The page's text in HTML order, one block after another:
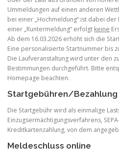
Ummeldungen auf einen anderen
bei einer „Hochmeldung“ ist dabei
einer „Runtermeldung“ erfolgt keine
Ab dem 16.03.2026 erhöht sich die
Eine personalisierte Startnummer bis
Die Laufveranstaltung wird unter den
Bestimmungen durchgeführt. Bitte
Homepage beachten.
Startgebühren/Bezahlung
Die Startgebühr wird als einmalige
Einzugsermächtigungsverfahrens,
Kreditkartenzahlung, von dem
Meldeschluss online